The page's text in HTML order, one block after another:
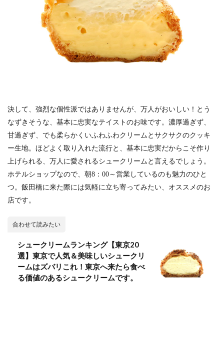
決して、強烈な個性派ではありませんが、万人がおいしい！とう
なずきそうな、基本に忠実なテイストのお味です。濃厚過ぎず、
甘過ぎず、でも柔らかくいふわふわクリームとサクサクのクッキ
ー生地。ほどよく取り入れた流行と、基本に忠実だからこそ作り
上げられる、万人に愛されるシュークリームと言えるでしょう。
ホテルショップなので、朝8：00～営業しているのも魅力のひと
つ。飯田橋に来た際には気軽に立ち寄ってみたい、オススメのお
店です。
合わせて読みたい
シュークリームランキング【東京20
選】東京で人気＆美味しいシュークリ
ームはズバリこれ！東京へ来たら食べ
る価値のあるシュークリームです。